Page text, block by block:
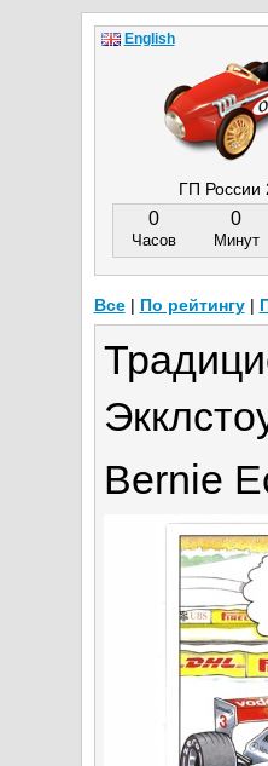
Bernie
ГП России
0
Часов
0
Минут
English
Все| По рейтингу|